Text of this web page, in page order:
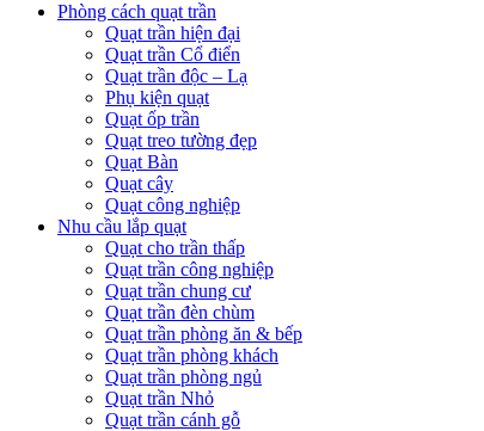
Phòng cách quạt trần
Quạt trần hiện đại
Quạt trần Cổ điển
Quạt trần độc – Lạ
Phụ kiện quạt
Quạt ốp trần
Quạt treo tường đẹp
Quạt Bàn
Quạt cây
Quạt công nghiệp
Nhu cầu lắp quạt
Quạt cho trần thấp
Quạt trần công nghiệp
Quạt trần chung cư
Quạt trần đèn chùm
Quạt trần phòng ăn & bếp
Quạt trần phòng khách
Quạt trần phòng ngủ
Quạt trần Nhỏ
Quạt trần cánh gỗ